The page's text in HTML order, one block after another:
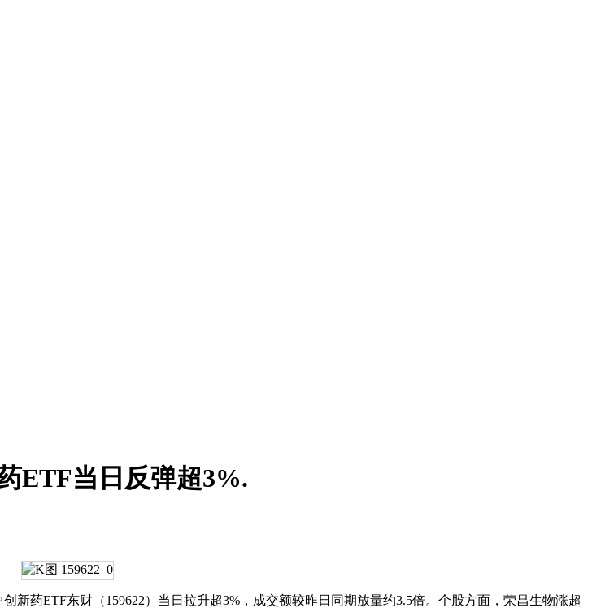
ETF当日反弹超3%.
药ETF东财（159622）当日拉升超3%，成交额较昨日同期放量约3.5倍。个股方面，荣昌生物涨超